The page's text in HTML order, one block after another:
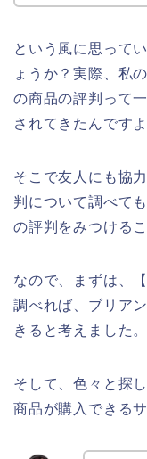
という風に思って
ょうか？実際、私
の商品の評判って
されてきたんですよ
そこで友人にも協
判について調べて
の評判をみつける
なので、まずは、
調べれば、ブリア
きると考えました。
そして、色々と探
商品が購入できる